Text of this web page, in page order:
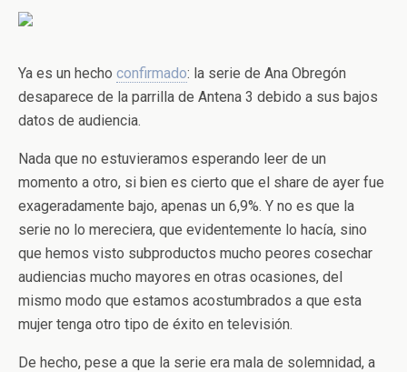
Ya es un hecho confirmado: la serie de Ana Obregón
desaparece de la parrilla de Antena 3 debido a sus bajos
datos de audiencia.
Nada que no estuvieramos esperando leer de un
momento a otro, si bien es cierto que el share de ayer fue
exageradamente bajo, apenas un 6,9%. Y no es que la
serie no lo mereciera, que evidentemente lo hacía, sino
que hemos visto subproductos mucho peores cosechar
audiencias mucho mayores en otras ocasiones, del
mismo modo que estamos acostumbrados a que esta
mujer tenga otro tipo de éxito en televisión.
De hecho, pese a que la serie era mala de solemnidad, a